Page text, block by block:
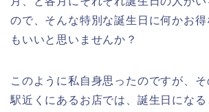
ので、そんな特別な誕生日に何かお得
もいいと思いませんか？
このように私自身思ったのですが、
駅近くにあるお店では、誕生日になる